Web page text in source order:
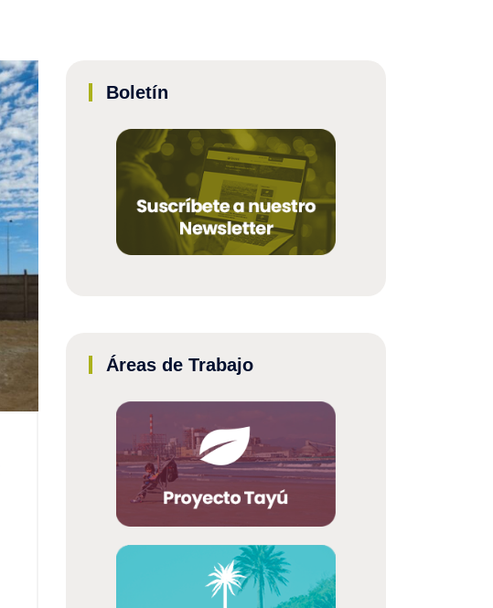
Boletín
Áreas de Trabajo